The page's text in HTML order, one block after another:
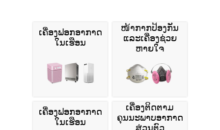
ເຄື່ອງຟອກອາກາດ
ໃນເຮືອນ
ໜ້າກາກປ້ອງກັນ
ແລະເຄື່ອງຊ່ວຍ
ຫາຍໃຈ
ເຄື່ອງຟອກອາກາດ
ໃນເຮືອນ
ເຄື່ອງຕິດຕາມ
ຄຸນນະພາບອາກາດ
ສ່ວນຕົວ